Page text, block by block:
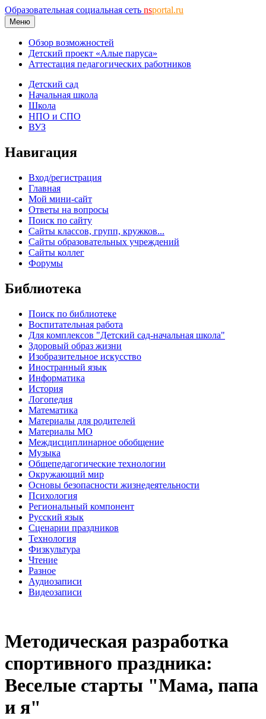
Образовательная социальная сеть nsportal.ru
Меню
Обзор возможностей
Детский проект «Алые паруса»
Аттестация педагогических работников
Детский сад
Начальная школа
Школа
НПО и СПО
ВУЗ
Навигация
Вход/регистрация
Главная
Мой мини-сайт
Ответы на вопросы
Поиск по сайту
Сайты классов, групп, кружков...
Сайты образовательных учреждений
Сайты коллег
Форумы
Библиотека
Поиск по библиотеке
Воспитательная работа
Для комплексов "Детский сад-начальная школа"
Здоровый образ жизни
Изобразительное искусство
Иностранный язык
Информатика
История
Логопедия
Математика
Материалы для родителей
Материалы МО
Междисциплинарное обобщение
Музыка
Общепедагогические технологии
Окружающий мир
Основы безопасности жизнедеятельности
Психология
Региональный компонент
Русский язык
Сценарии праздников
Технология
Физкультура
Чтение
Разное
Аудиозаписи
Видеозаписи
Методическая разработка
спортивного праздника:
Веселые старты "Мама, папа
и я"